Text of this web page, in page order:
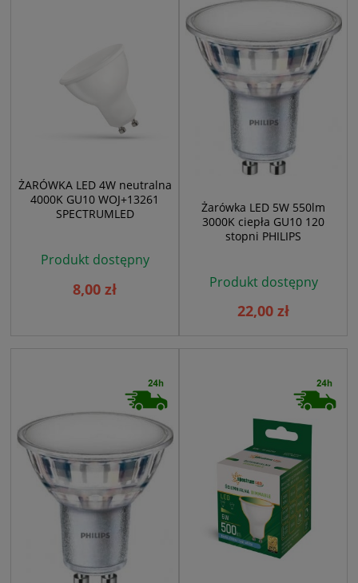
ŻARÓWKA LED 4W neutralna
4000K GU10 WOJ+13261
SPECTRUMLED
Produkt dostępny
8,00 zł
Żarówka LED 5W 550lm
3000K ciepła GU10 120
stopni PHILIPS
Produkt dostępny
22,00 zł